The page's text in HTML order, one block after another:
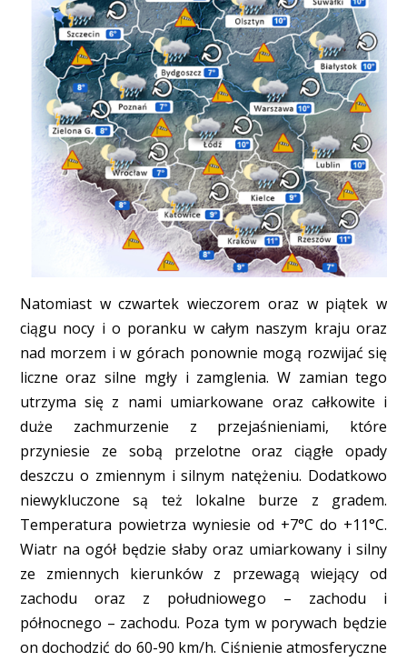
Natomiast w czwartek wieczorem oraz w piątek w
ciągu nocy i o poranku w całym naszym kraju oraz
nad morzem i w górach ponownie mogą rozwijać się
liczne oraz silne mgły i zamglenia. W zamian tego
utrzyma się z nami umiarkowane oraz całkowite i
duże zachmurzenie z przejaśnieniami, które
przyniesie ze sobą przelotne oraz ciągłe opady
deszczu o zmiennym i silnym natężeniu. Dodatkowo
niewykluczone są też lokalne burze z gradem.
Temperatura powietrza wyniesie od +7°C do +11°C.
Wiatr na ogół będzie słaby oraz umiarkowany i silny
ze zmiennych kierunków z przewagą wiejący od
zachodu oraz z południowego – zachodu i
północnego – zachodu. Poza tym w porywach będzie
on dochodzić do 60-90 km/h. Ciśnienie atmosferyczne